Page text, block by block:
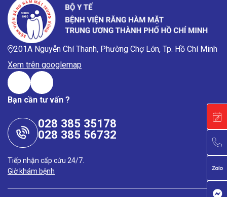
201A Nguyễn Chí Thanh, Phường Chợ Lớn, Tp. Hồ Chí Minh
Xem trên googlemap
Bạn cần tư vấn ?
028 385 35178
028 385 56732
Tiếp nhận cấp cứu 24/7.
Giờ khám bệnh